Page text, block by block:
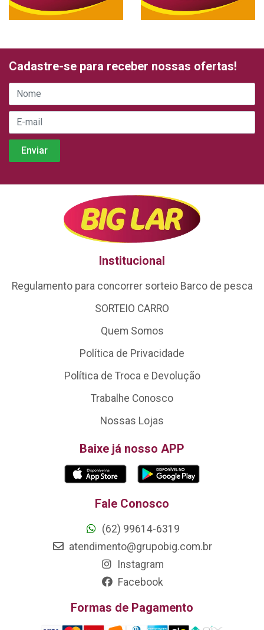
Cadastre-se para receber nossas ofertas!
Institucional
Regulamento para concorrer sorteio Barco de pesca
SORTEIO CARRO
Quem Somos
Política de Privacidade
Política de Troca e Devolução
Trabalhe Conosco
Nossas Lojas
Baixe já nosso APP
Fale Conosco
(62) 99614-6319
atendimento@grupobig.com.br
Instagram
Facebook
Formas de Pagamento